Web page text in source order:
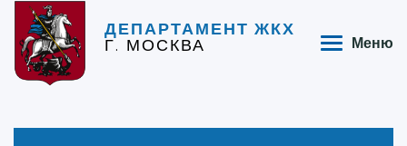
ДЕПАРТАМЕНТ ЖКХ
Г. МОСКВА Меню